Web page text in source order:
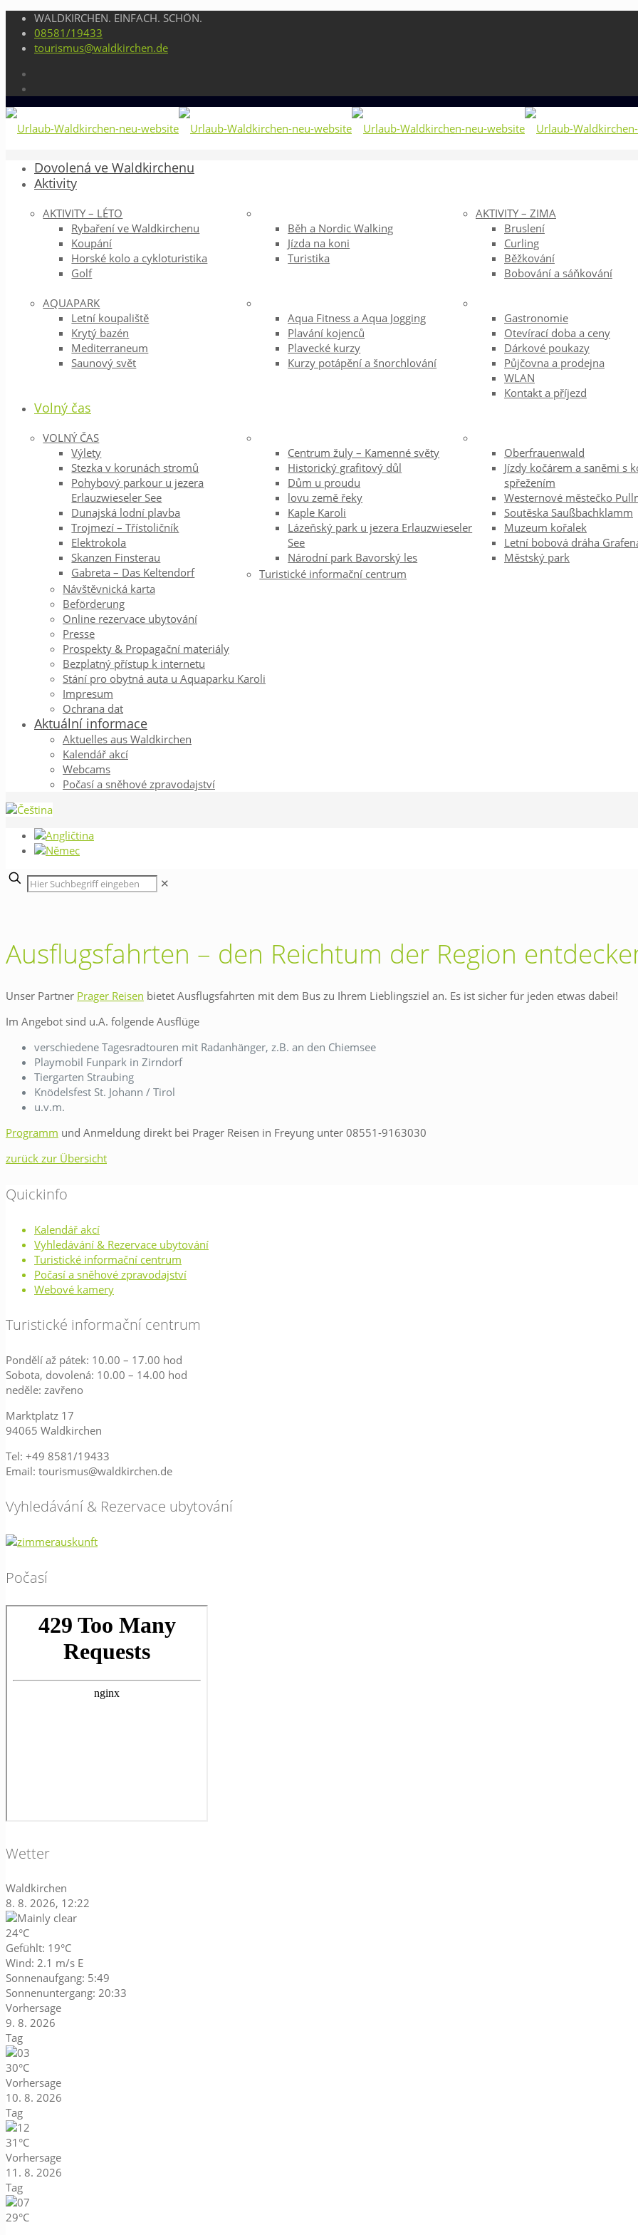
WALDKIRCHEN. EINFACH. SCHÖN.
08581/19433
tourismus@waldkirchen.de
Dovolená ve Waldkirchenu
Aktivity
AKTIVITY – LÉTO
Rybaření ve Waldkirchenu
Koupání
Horské kolo a cykloturistika
Golf
Běh a Nordic Walking
Jízda na koni
Turistika
AKTIVITY – ZIMA
Bruslení
Curling
Běžkování
Bobování a sáňkování
AQUAPARK
Letní koupaliště
Krytý bazén
Mediterraneum
Saunový svět
Aqua Fitness a Aqua Jogging
Plavání kojenců
Plavecké kurzy
Kurzy potápění a šnorchlování
Gastronomie
Otevírací doba a ceny
Dárkové poukazy
Půjčovna a prodejna
WLAN
Kontakt a příjezd
Volný čas
VOLNÝ ČAS
Výlety
Stezka v korunách stromů
Pohybový parkour u jezera
Erlauzwieseler See
Dunajská lodní plavba
Trojmezí – Třístoličník
Elektrokola
Skanzen Finsterau
Gabreta – Das Keltendorf
Centrum žuly – Kamenné světy
Historický grafitový důl
Dům u proudu
lovu země řeky
Kaple Karoli
Lázeňský park u jezera Erlauzwieseler
See
Národní park Bavorský les
Oberfrauenwald
Jízdy kočárem a saněmi s
spřežením
Westernové městečko
Soutěska Saußbachklamm
Muzeum kořalek
Letní bobová dráha
Městský park
Turistické informační centrum
Návštěvnická karta
Beförderung
Online rezervace ubytování
Presse
Prospekty & Propagační materiály
Bezplatný přístup k internetu
Stání pro obytná auta u Aquaparku Karoli
Impresum
Ochrana dat
Aktuální informace
Aktuelles aus Waldkirchen
Kalendář akcí
Webcams
Počasí a sněhové zpravodajství
✕
Ausflugsfahrten – den Reichtum der Region
Unser Partner Prager Reisen bietet Ausflugsfahrten mit dem Bus zu Ihrem Lieblingsziel an. Es ist sicher für jeden etwas dabei!
Im Angebot sind u.A. folgende Ausflüge
verschiedene Tagesradtouren mit Radanhänger, z.B. an den Chiemsee
Playmobil Funpark in Zirndorf
Tiergarten Straubing
Knödelsfest St. Johann / Tirol
u.v.m.
Programm und Anmeldung direkt bei Prager Reisen in Freyung unter 08551-9163030
zurück zur Übersicht
Quickinfo
Kalendář akcí
Vyhledávání & Rezervace ubytování
Turistické informační centrum
Počasí a sněhové zpravodajství
Webové kamery
Turistické informační centrum
Pondělí až pátek: 10.00 – 17.00 hod
Sobota, dovolená: 10.00 – 14.00 hod
neděle: zavřeno
Marktplatz 17
94065 Waldkirchen
Tel: +49 8581/19433
Email: tourismus@waldkirchen.de
Vyhledávání & Rezervace ubytování
Počasí
Wetter
Waldkirchen
8. 8. 2026, 12:22
24°C
Gefühlt: 19°C
Wind: 2.1 m/s E
Sonnenaufgang: 5:49
Sonnenuntergang: 20:33
Vorhersage
9. 8. 2026
Tag
30°C
Vorhersage
10. 8. 2026
Tag
31°C
Vorhersage
11. 8. 2026
Tag
29°C